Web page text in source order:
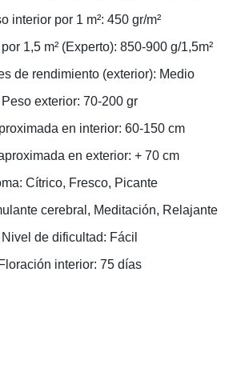
interior por 1 m²: 450 gr/m²
1,5 m² (Experto): 850-900 g/1,5m²
de rendimiento (exterior): Medio
Peso exterior: 70-200 gr
en interior: 60-150 cm
en exterior: + 70 cm
Cítrico, Fresco, Picante
cerebral, Meditación, Relajante
Nivel de dificultad: Fácil
Floración interior: 75 días